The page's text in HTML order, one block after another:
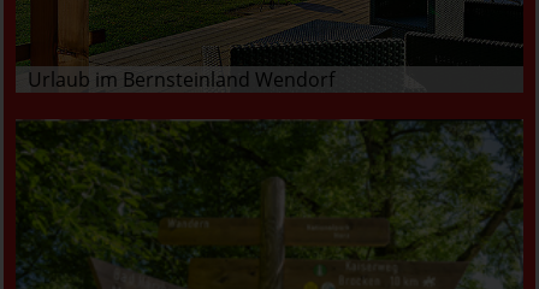
Urlaub im Bernsteinland Wendorf